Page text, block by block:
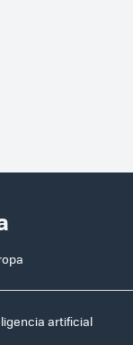
artificial